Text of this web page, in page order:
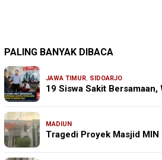
PALING BANYAK DIBACA
JAWA TIMUR, SIDOARJO
19 Siswa Sakit
MADIUN
Tragedi Proyek Masjid